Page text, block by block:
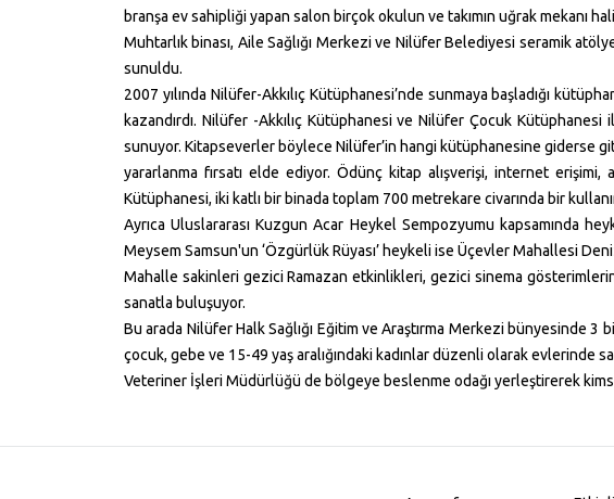
branşa ev sahipliği yapan salon birçok okulun ve takımın uğrak mekanı
Muhtarlık binası, Aile Sağlığı Merkezi ve Nilüfer Belediyesi seramik
sunuldu.
2007 yılında Nilüfer-Akkılıç Kütüphanesi’nde sunmaya başladığı
kazandırdı. Nilüfer -Akkılıç Kütüphanesi ve Nilüfer Çocuk
sunuyor. Kitapseverler böylece Nilüfer’in hangi kütüphanesine giderse
yararlanma fırsatı elde ediyor. Ödünç kitap alışverişi, internet erişimi,
Kütüphanesi, iki katlı bir binada toplam 700 metrekare civarında bir
Ayrıca Uluslararası Kuzgun Acar Heykel Sempozyumu kapsamında
Meysem Samsun'un ‘Özgürlük Rüyası’ heykeli ise Üçevler Mahallesi
Mahalle sakinleri gezici Ramazan etkinlikleri, gezici sinema
sanatla buluşuyor.
Bu arada Nilüfer Halk Sağlığı Eğitim ve Araştırma Merkezi bünyesinde
çocuk, gebe ve 15-49 yaş aralığındaki kadınlar düzenli olarak evlerinde
Veteriner İşleri Müdürlüğü de bölgeye beslenme odağı yerleştirerek